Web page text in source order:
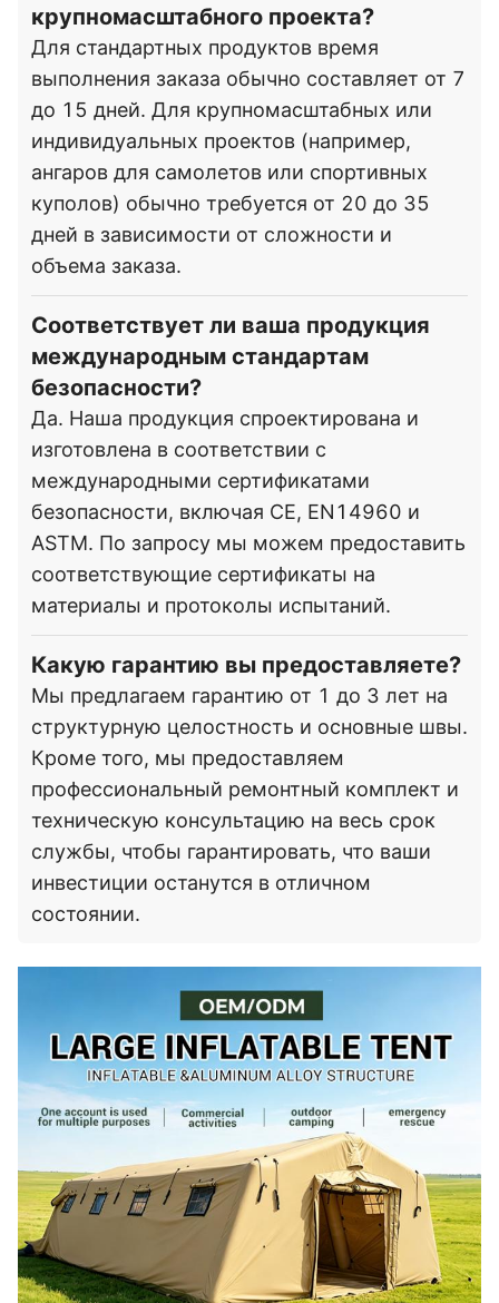
крупномасштабного проекта?
Для стандартных продуктов время
выполнения заказа обычно составляет от 7
до 15 дней. Для крупномасштабных или
индивидуальных проектов (например,
ангаров для самолетов или спортивных
куполов) обычно требуется от 20 до 35
дней в зависимости от сложности и
объема заказа.
Соответствует ли ваша продукция
международным стандартам
безопасности?
Да. Наша продукция спроектирована и
изготовлена ​​в соответствии с
международными сертификатами
безопасности, включая CE, EN14960 и
ASTM. По запросу мы можем предоставить
соответствующие сертификаты на
материалы и протоколы испытаний.
Какую гарантию вы предоставляете?
Мы предлагаем гарантию от 1 до 3 лет на
структурную целостность и основные швы.
Кроме того, мы предоставляем
профессиональный ремонтный комплект и
техническую консультацию на весь срок
службы, чтобы гарантировать, что ваши
инвестиции останутся в отличном
состоянии.